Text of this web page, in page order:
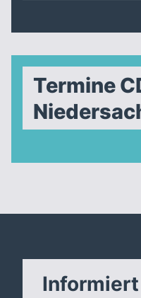
Termine